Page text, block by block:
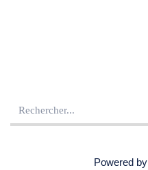
Powered by